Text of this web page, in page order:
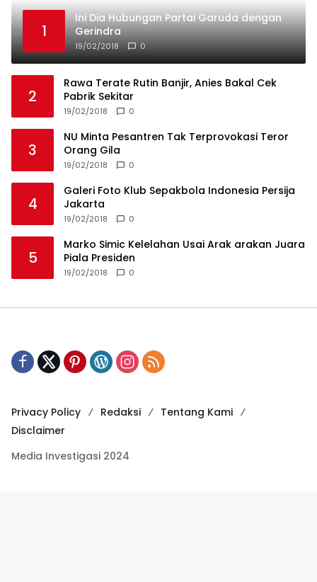
Marko Simic Kelelahan Usai Arak arakan Juara
Piala Presiden
19/02/2018 0
Disclaimer
Media Investigasi 2024